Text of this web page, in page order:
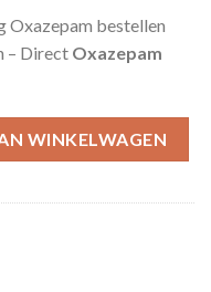
Oxazepam bestellen
– Direct Oxazepam
WINKELWAGEN